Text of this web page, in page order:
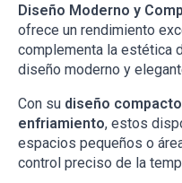
Diseño Moderno y
ofrece un rendimiento
complementa la estética
diseño moderno y
Con su diseño
enfriamiento, estos
espacios pequeños o
control preciso de la